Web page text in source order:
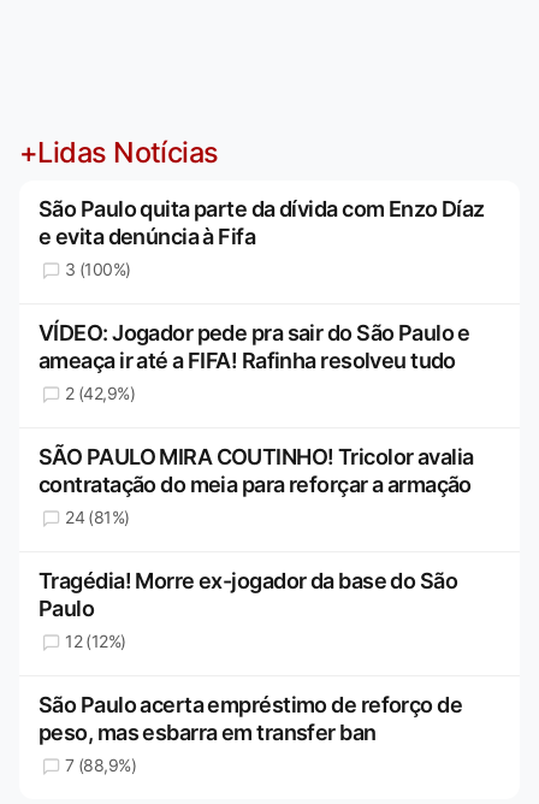
+Lidas Notícias
São Paulo quita parte da dívida com Enzo Díaz
e evita denúncia à Fifa
3 (100%)
VÍDEO: Jogador pede pra sair do São Paulo e
ameaça ir até a FIFA! Rafinha resolveu tudo
2 (42,9%)
SÃO PAULO MIRA COUTINHO! Tricolor avalia
contratação do meia para reforçar a armação
24 (81%)
Tragédia! Morre ex-jogador da base do São
Paulo
12 (12%)
São Paulo acerta empréstimo de reforço de
peso, mas esbarra em transfer ban
7 (88,9%)